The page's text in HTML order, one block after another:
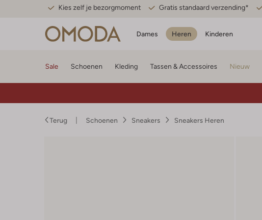
Kies zelf je bezorgmoment Gratis standaard verzending*
Dames Heren Kinderen
Sale Schoenen Kleding Tassen & Accessoires Nieuw
Terug Schoenen Sneakers Sneakers Heren